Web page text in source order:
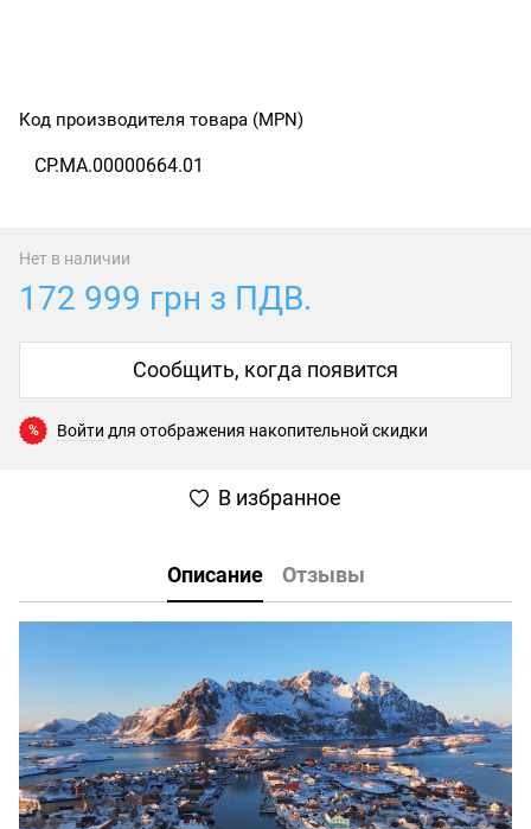
Код производителя товара (MPN)
CP.MA.00000664.01
Нет в наличии
172 999 грн з ПДВ.
Сообщить, когда появится
% Войти для отображения накопительной скидки
В избранное
Описание Отзывы